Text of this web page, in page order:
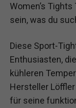
Women’s
sein, was du
Diese Sport-
Enthusiasten,
kühleren
Hersteller
für seine